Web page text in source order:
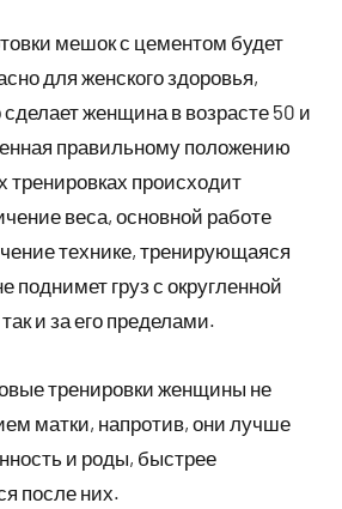
мешок с цементом будет
для женского здоровья,
женщина в возрасте 50 и
правильному положению
происходит
веса, основной работе
технике, тренирующаяся
поднимет груз с округленной
и за его пределами.
тренировки женщины не
матки, напротив, они лучше
и роды, быстрее
после них.